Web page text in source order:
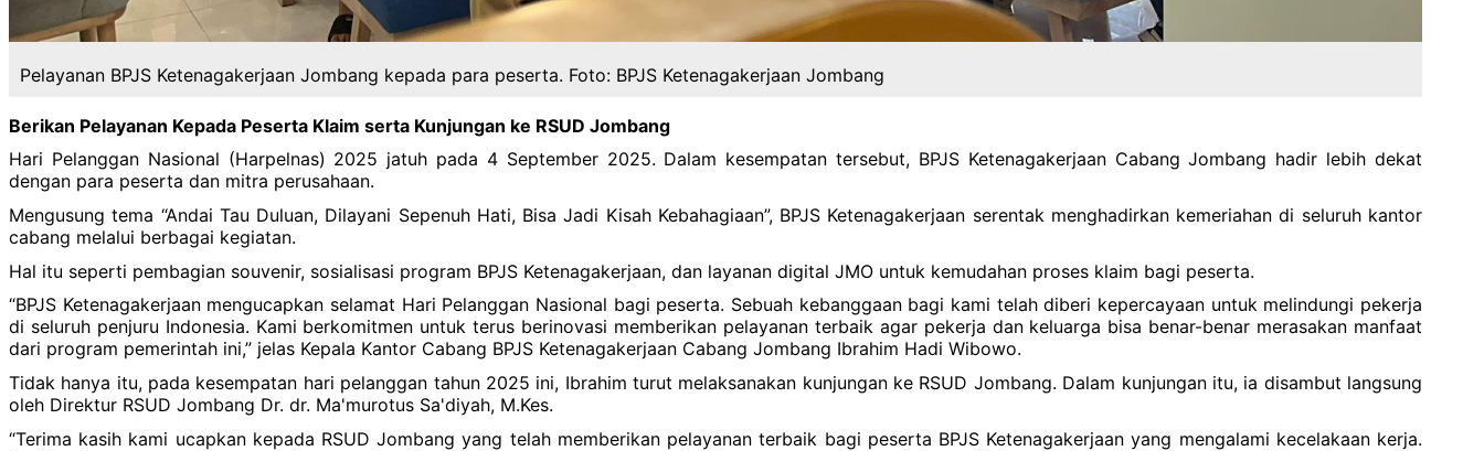
Pelayanan BPJS Ketenagakerjaan Jombang kepada para peserta. Foto: BPJS Ketenagakerjaan Jombang
Berikan Pelayanan Kepada Peserta Klaim serta Kunjungan ke RSUD Jombang
Hari Pelanggan Nasional (Harpelnas) 2025 jatuh pada 4 September 2025. Dalam kesempatan tersebut, BPJS Ketenagakerjaan Cabang Jombang hadir lebih dekat
dengan para peserta dan mitra perusahaan.
Mengusung tema “Andai Tau Duluan, Dilayani Sepenuh Hati, Bisa Jadi Kisah Kebahagiaan”, BPJS Ketenagakerjaan serentak menghadirkan kemeriahan di seluruh kantor
cabang melalui berbagai kegiatan.
Hal itu seperti pembagian souvenir, sosialisasi program BPJS Ketenagakerjaan, dan layanan digital JMO untuk kemudahan proses klaim bagi peserta.
“BPJS Ketenagakerjaan mengucapkan selamat Hari Pelanggan Nasional bagi peserta. Sebuah kebanggaan bagi kami telah diberi kepercayaan untuk melindungi pekerja
di seluruh penjuru Indonesia. Kami berkomitmen untuk terus berinovasi memberikan pelayanan terbaik agar pekerja dan keluarga bisa benar-benar merasakan manfaat
dari program pemerintah ini,” jelas Kepala Kantor Cabang BPJS Ketenagakerjaan Cabang Jombang Ibrahim Hadi Wibowo.
Tidak hanya itu, pada kesempatan hari pelanggan tahun 2025 ini, Ibrahim turut melaksanakan kunjungan ke RSUD Jombang. Dalam kunjungan itu, ia disambut langsung
oleh Direktur RSUD Jombang Dr. dr. Ma'murotus Sa'diyah, M.Kes.
“Terima kasih kami ucapkan kepada RSUD Jombang yang telah memberikan pelayanan terbaik bagi peserta BPJS Ketenagakerjaan yang mengalami kecelakaan kerja.